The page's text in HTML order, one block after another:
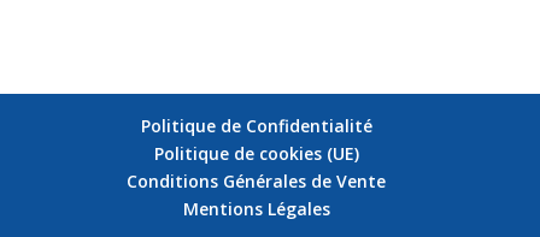
Politique de Confidentialité
Politique de cookies (UE)
Conditions Générales de Vente
Mentions Légales